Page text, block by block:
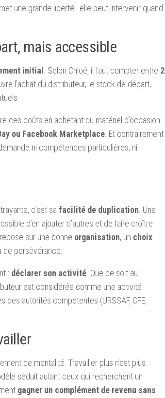
une grande liberté : elle peut intervenir quand
mais accessible
initial . Selon Chloé, il faut compter entre 2
l’achat du distributeur, le stock de départ,
ces coûts en achetant du matériel d’occasion
ou Facebook Marketplace . Et contrairement
ni compétences particulières, ni
c’est sa facilité de duplication . Une
d’en ajouter d’autres et de faire croître
sur une bonne organisation, un choix
de persévérance.
: déclarer son activité . Que ce soit au
est considérée comme une activité
des autorités compétentes (URSSAF, CFE,
de mentalité. Travailler plus n’est plus
séduit autant ceux qui recherchent un
gagner un complément de revenu sans